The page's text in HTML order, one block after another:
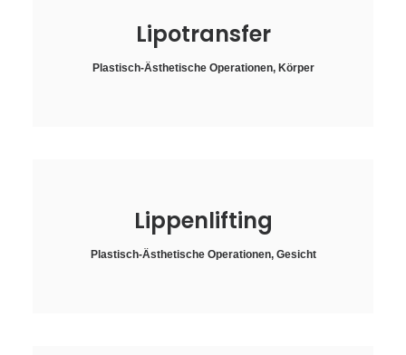
Lipotransfer
Plastisch-Ästhetische Operationen, Körper
Lippenlifting
Plastisch-Ästhetische Operationen, Gesicht